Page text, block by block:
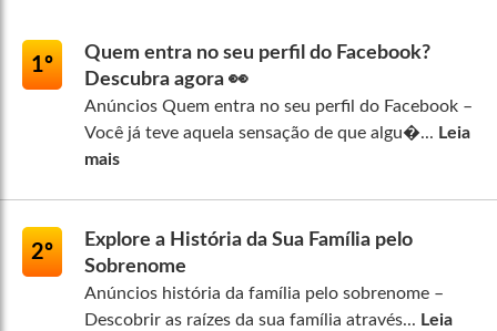
1º
Quem entra no seu perfil do Facebook?
Descubra agora 👀
Anúncios Quem entra no seu perfil do Facebook –
Você já teve aquela sensação de que algu�... Leia
mais
2º
Explore a História da Sua Família pelo
Sobrenome
Anúncios história da família pelo sobrenome –
Descobrir as raízes da sua família através... Leia